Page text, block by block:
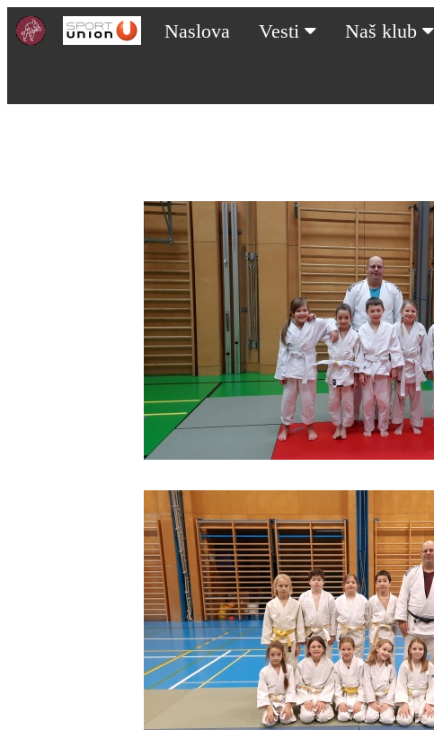
Naslova Vesti Naš klub